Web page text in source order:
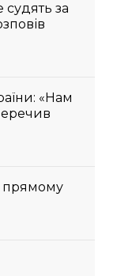
судять за
«Нам
прямому